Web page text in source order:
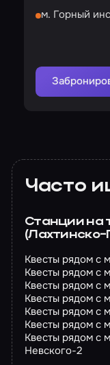
м. Горный
Часто
Станции на
Квесты рядом с
Квесты рядом с
Квесты рядом с
Квесты рядом с
Квесты рядом с
Квесты рядом с
Квесты рядом с
Невского-2